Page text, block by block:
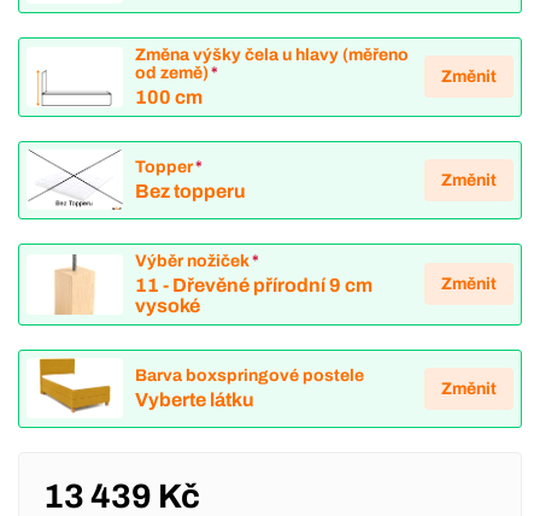
Změna výšky čela u hlavy (měřeno
od země)*
100 cm
Změnit
Topper*
Bez topperu
Změnit
Výběr nožiček*
11 - Dřevěné přírodní 9 cm
vysoké
Změnit
Barva boxspringové postele
Vyberte látku
Změnit
13 439 Kč